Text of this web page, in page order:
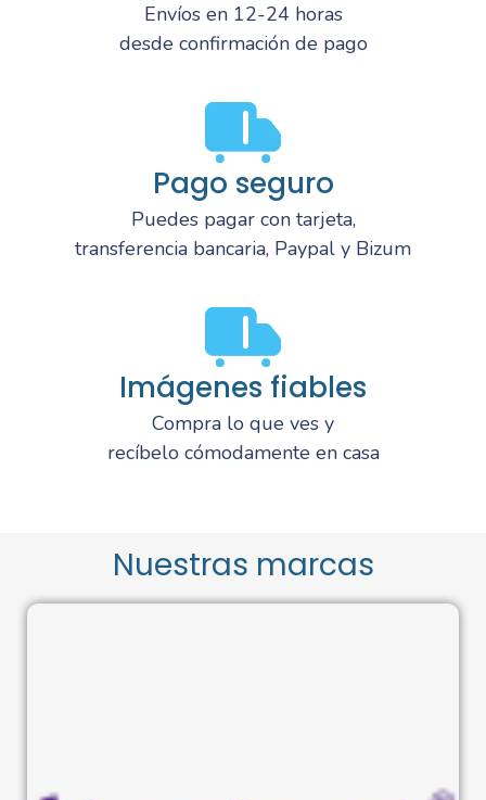
Envíos en 12-24 horas
desde confirmación de pago
Pago seguro
Puedes pagar con tarjeta,
transferencia bancaria, Paypal y Bizum
Imágenes fiables
Compra lo que ves y
recíbelo cómodamente en casa
Nuestras marcas